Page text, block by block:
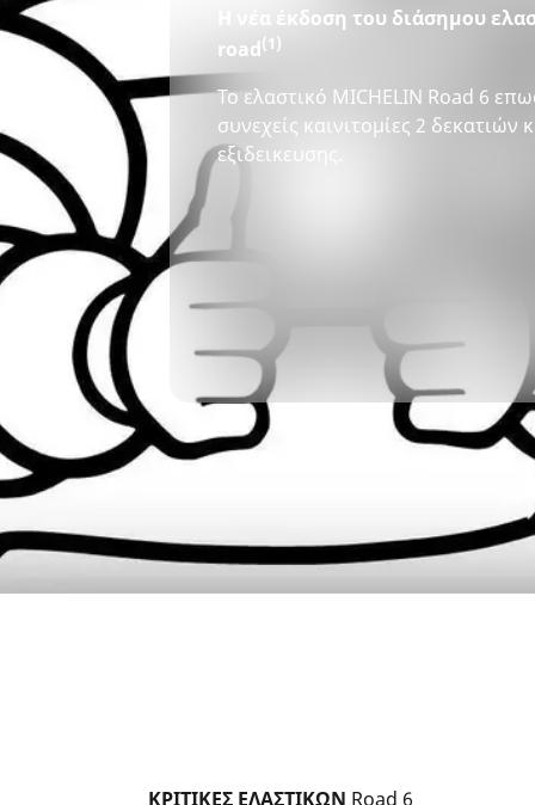
Η νέα έκδοση του διάσημου
road(1)
Το ελαστικό MICHELIN Road 6
συνεχείς καινιτομίες 2
εξιδεικευσης.
ΚΡΙΤΙΚΕΣ ΕΛΑΣΤΙΚΩΝ Road 6